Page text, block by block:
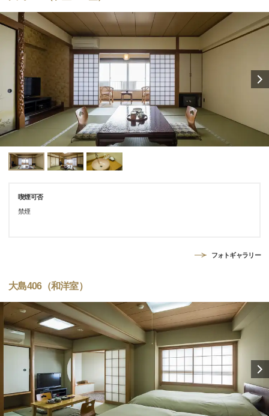
喫煙可否
禁煙
フォトギャラリー
大島406（和洋室）